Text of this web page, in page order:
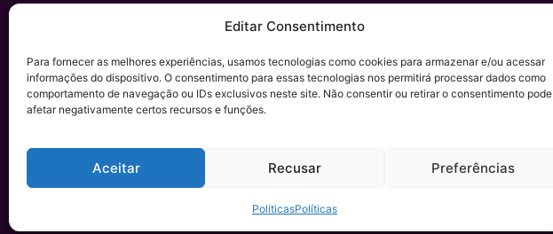
Editar Consentimento
Para fornecer as melhores experiências, usamos tecnologias como cookies para armazenar e/ou acessar
informações do dispositivo. O consentimento para essas tecnologias nos permitirá processar dados como
comportamento de navegação ou IDs exclusivos neste site. Não consentir ou retirar o consentimento pode
afetar negativamente certos recursos e funções.
Aceitar Recusar Preferências
PolíticasPolíticas
© Copyright 2025. Pine pr